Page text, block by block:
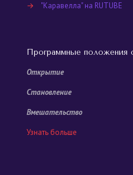
→ "Каравелла" на RUTUBE
Программные положения
Открытие
Становление
Вмешательство
Узнать больше